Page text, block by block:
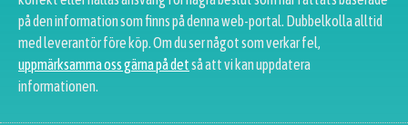
på den information som finns på denna web-portal. Dubbelkolla alltid
med leverantör före köp. Om du ser något som verkar fel,
uppmärksamma oss gärna på detså att vi kan uppdatera
informationen.